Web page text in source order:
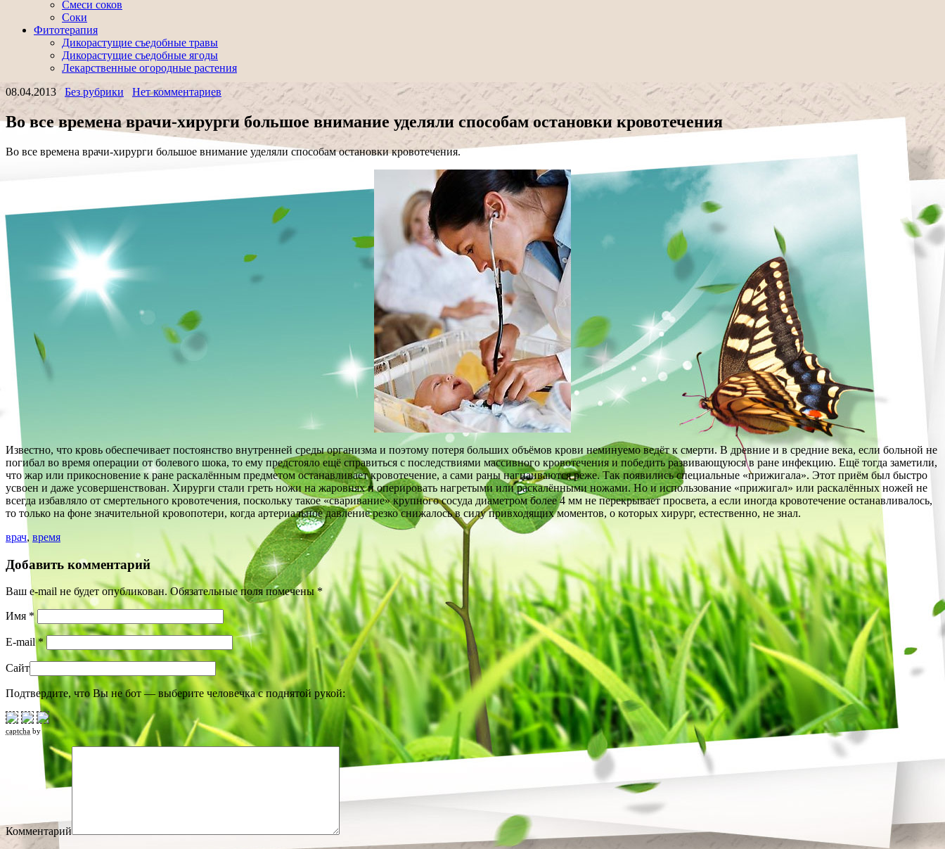
Смеси соков
Соки
Фитотерапия
Дикорастущие съедобные травы
Дикорастущие съедобные ягоды
Лекарственные огородные растения
08.04.2013
Без рубрики Нет комментариев
Во все времена врачи-хирурги большое внимание уделяли способам остановки кровотечения
Во все времена врачи-хирурги большое внимание уделяли способам остановки кровотечения.
Известно, что кровь обеспечивает постоянство внутренней среды организма и поэтому потеря больших объёмов крови неминуемо ведёт к смерти. В древние и в средние века, если больной не
погибал во время операции от болевого шока, то ему предстояло ещё справиться с последствиями массивного кровотечения и победить развивающуюся в ране инфекцию. Ещё тогда заметили,
что жар или прикосновение к ране раскалённым предметом останавливает кровотечение, а сами раны нагнаиваются реже. Так появились специальные «прижигала». Этот приём был быстро
усвоен и даже усовершенствован. Хирурги стали греть ножи на жаровнях и оперировать нагретыми или раскалёнными ножами.Но и использование «прижигал» или раскалённых ножей не
всегда избавляло от смертельного кровотечения, поскольку такое «сваривание» крупного сосуда диаметром более 4 мм не перекрывает просвета, а если иногда кровотечение останавливалось,
то только на фоне значительной кровопотери, когда артериальное давление резко снижалось в силу привходящих моментов, о которых хирург, естественно, не знал.
врач, время
Добавить комментарий
Ваш e-mail не будет опубликован. Обязательные поля помечены*
Имя *
E-mail*
Сайт
Подтвердите, что Вы не бот — выберите человечка с поднятой рукой:
captcha by
Комментарий